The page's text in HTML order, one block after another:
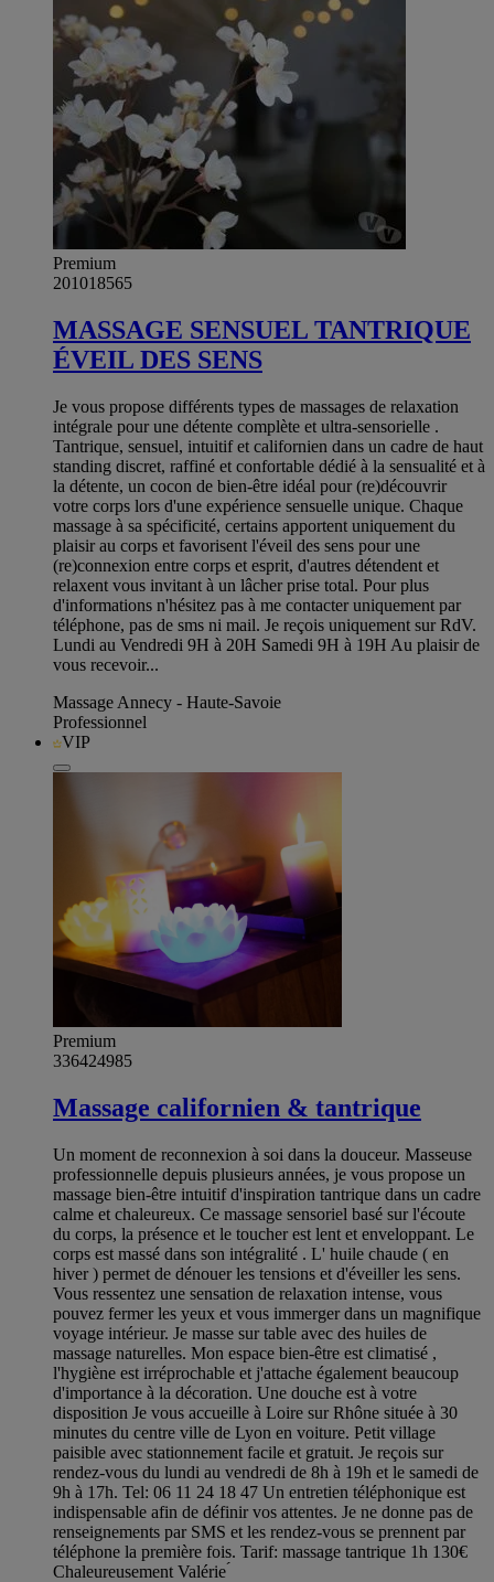
Premium
201018565
MASSAGE SENSUEL TANTRIQUE
ÉVEIL DES SENS
Je vous propose différents types de massages de relaxation
intégrale pour une détente complète et ultra-sensorielle .
Tantrique, sensuel, intuitif et californien dans un cadre de haut
standing discret, raffiné et confortable dédié à la sensualité et à
la détente, un cocon de bien-être idéal pour (re)découvrir
votre corps lors d'une expérience sensuelle unique. Chaque
massage à sa spécificité, certains apportent uniquement du
plaisir au corps et favorisent l'éveil des sens pour une
(re)connexion entre corps et esprit, d'autres détendent et
relaxent vous invitant à un lâcher prise total. Pour plus
d'informations n'hésitez pas à me contacter uniquement par
téléphone, pas de sms ni mail. Je reçois uniquement sur RdV.
Lundi au Vendredi 9H à 20H Samedi 9H à 19H Au plaisir de
vous recevoir...
Massage Annecy - Haute-Savoie
Professionnel
VIP
Premium
336424985
Massage californien & tantrique
Un moment de reconnexion à soi dans la douceur. Masseuse
professionnelle depuis plusieurs années, je vous propose un
massage bien-être intuitif d'inspiration tantrique dans un cadre
calme et chaleureux. Ce massage sensoriel basé sur l'écoute
du corps, la présence et le toucher est lent et enveloppant. Le
corps est massé dans son intégralité . L' huile chaude ( en
hiver ) permet de dénouer les tensions et d'éveiller les sens.
Vous ressentez une sensation de relaxation intense, vous
pouvez fermer les yeux et vous immerger dans un magnifique
voyage intérieur. Je masse sur table avec des huiles de
massage naturelles. Mon espace bien-être est climatisé ,
l'hygiène est irréprochable et j'attache également beaucoup
d'importance à la décoration. Une douche est à votre
disposition Je vous accueille à Loire sur Rhône située à 30
minutes du centre ville de Lyon en voiture. Petit village
paisible avec stationnement facile et gratuit. Je reçois sur
rendez-vous du lundi au vendredi de 8h à 19h et le samedi de
9h à 17h. Tel: 06 11 24 18 47 Un entretien téléphonique est
indispensable afin de définir vos attentes. Je ne donne pas de
renseignements par SMS et les rendez-vous se prennent par
téléphone la première fois. Tarif: massage tantrique 1h 130€
Chaleureusement Valérie ́